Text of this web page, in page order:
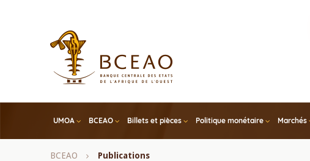
UMOA BCEAO Billets et pièces Politique monétaire Marchés
Fil
BCEAO Publications